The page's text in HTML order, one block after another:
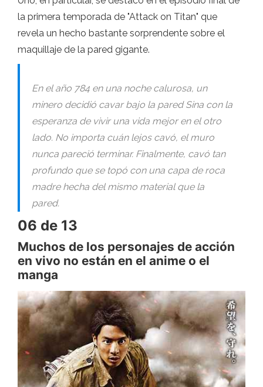
la primera temporada de "Attack on Titan" que
revela un hecho bastante sorprendente sobre el
maquillaje de la pared gigante.
En el año 784 en una noche calurosa, un
minero decidió cavar bajo la pared Sina con la
esperanza de vivir una vida mejor en el otro
lado. No importa cuán lejos cavó, el muro
nunca pareció terminar. Finalmente, cavó tan
profundo que se topó con una capa de roca
madre hecha del mismo material que la
pared.
06 de 13
Muchos de los personajes de acción
en vivo no están en el anime o el
manga